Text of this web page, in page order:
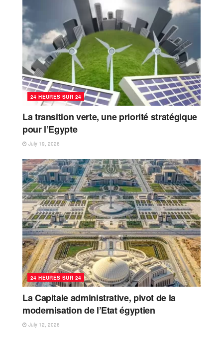
24 HEURES SUR 24
La transition verte, une priorité stratégique
pour l’Egypte
July 19, 2026
24 HEURES SUR 24
La Capitale administrative, pivot de la
modernisation de l’Etat égyptien
July 12, 2026